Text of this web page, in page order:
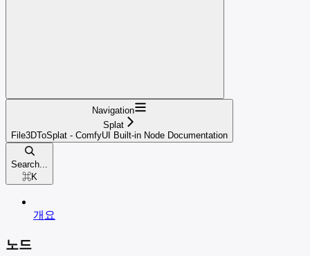
Navigation
Splat
File3DToSplat - ComfyUI Built-in Node Documentation
Search...
⌘K
개요
노드